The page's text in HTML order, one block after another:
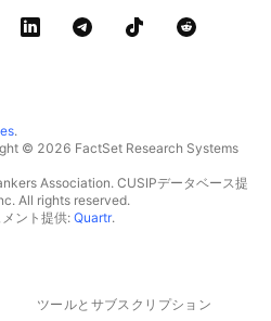
.
© 2026 FactSet Research Systems
Association. CUSIPデータベース提
All rights reserved.
ント提供: Quartr.
ツールとサブスクリプション